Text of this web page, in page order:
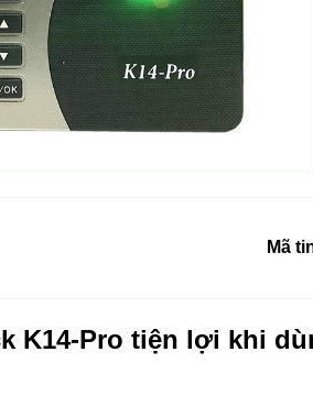
Mã
K14-Pro tiện lợi khi